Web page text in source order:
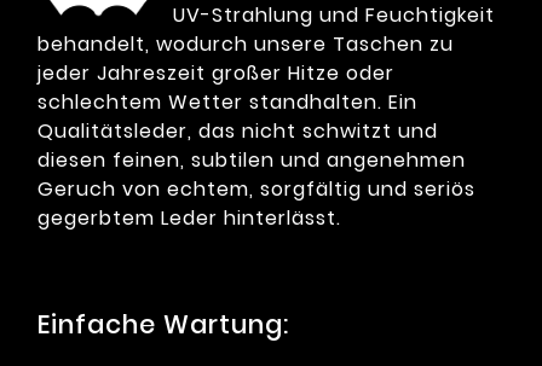
UV-Strahlung und Feuchtigkeit
behandelt, wodurch unsere Taschen zu
jeder Jahreszeit großer Hitze oder
schlechtem Wetter standhalten. Ein
Qualitätsleder, das nicht schwitzt und
diesen feinen, subtilen und angenehmen
Geruch von echtem, sorgfältig und seriös
gegerbtem Leder hinterlässt.
Einfache Wartung: